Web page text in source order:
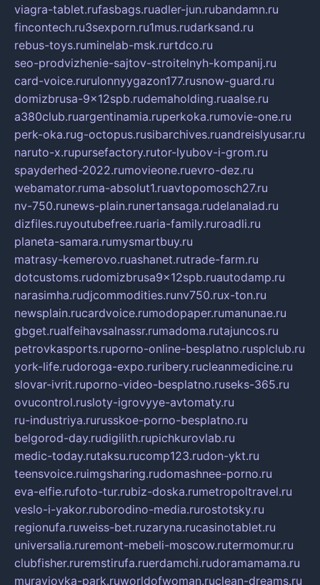
viagra-tablet.rufasbags.ruadler-jun.rubandamn.ru
fincontech.ru3sexporn.ru1mus.rudarksand.ru
rebus-toys.ruminelab-msk.rurtdco.ru
seo-prodvizhenie-sajtov-stroitelnyh-kompanij.ru
card-voice.rurulonnyygazon177.rusnow-guard.ru
domizbrusa-9x12spb.rudemaholding.ruaalse.ru
a380club.ruargentinamia.ruperkoka.rumovie-one.ru
perk-oka.rug-octopus.rusibarchives.ruandreislyusar.ru
naruto-x.rupursefactory.rutor-lyubov-i-grom.ru
spayderhed-2022.rumovieone.ruevro-dez.ru
webamator.ruma-absolut1.ruavtopomosch27.ru
nv-750.runews-plain.runertansaga.rudelanalad.ru
dizfiles.ruyoutubefree.ruaria-family.ruroadli.ru
planeta-samara.rumysmartbuy.ru
matrasy-kemerovo.ruashanet.rutrade-farm.ru
dotcustoms.rudomizbrusa9x12spb.ruautodamp.ru
narasimha.rudjcommodities.runv750.rux-ton.ru
newsplain.rucardvoice.rumodopaper.rumanunae.ru
gbget.rualfeihavsalnassr.rumadoma.rutajuncos.ru
petrovkasports.ruporno-online-besplatno.rusplclub.ru
york-life.rudoroga-expo.ruribery.rucleanmedicine.ru
slovar-ivrit.ruporno-video-besplatno.ruseks-365.ru
ovucontrol.rusloty-igrovyye-avtomaty.ru
ru-industriya.rurusskoe-porno-besplatno.ru
belgorod-day.rudigilith.rupichkurovlab.ru
medic-today.rutaksu.rucomp123.rudon-ykt.ru
teensvoice.ruimgsharing.rudomashnee-porno.ru
eva-elfie.rufoto-tur.rubiz-doska.rumetropoltravel.ru
veslo-i-yakor.ruborodino-media.rurostotsky.ru
regionufa.ruweiss-bet.ruzaryna.rucasinotablet.ru
universalia.ruremont-mebeli-moscow.rutermomur.ru
clubfisher.ruremstirufa.ruerdamchi.rudoramamama.ru
muraviovka-park.ruworldofwoman.ruclean-dreams.ru